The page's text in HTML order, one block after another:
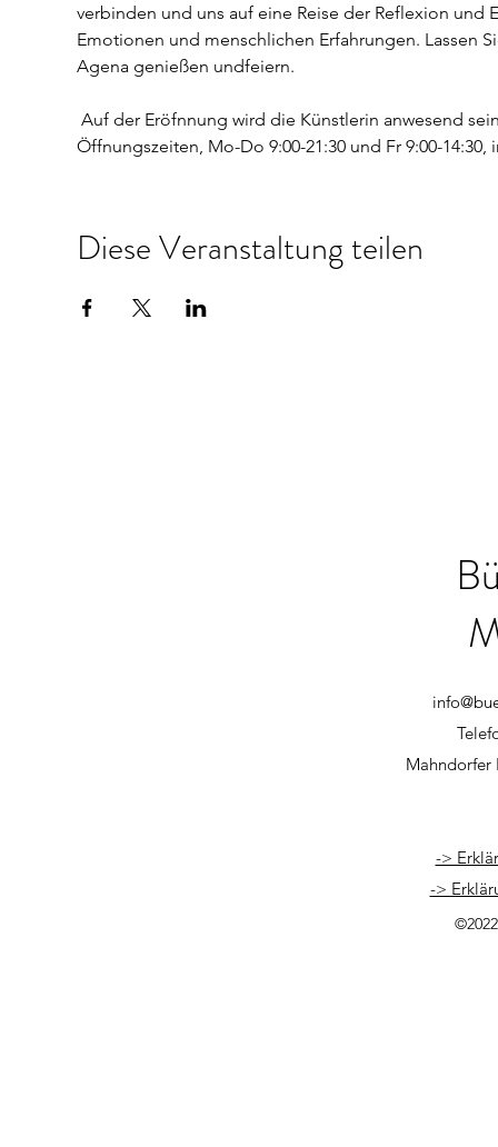
verbinden und uns auf eine Reise der Reflexion
Emotionen und menschlichen Erfahrungen. Lassen
Agena genießen undfeiern.
Öffnungszeiten, Mo-Do 9:00-21:30 und Fr 9:00-14:30,
Diese Veranstaltung teilen
Mahndorfer
->
->